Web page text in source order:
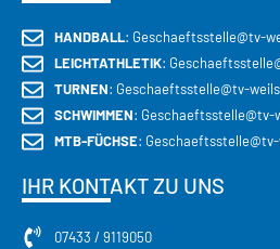
HANDBALL: Geschaeftsstelle@tv-
LEICHTATHLETIK:
TURNEN: Geschaeftsstelle@tv-
SCHWIMMEN:
MTB-FÜCHSE:
IHR KONTAKT ZU UNS
07433 / 9119050